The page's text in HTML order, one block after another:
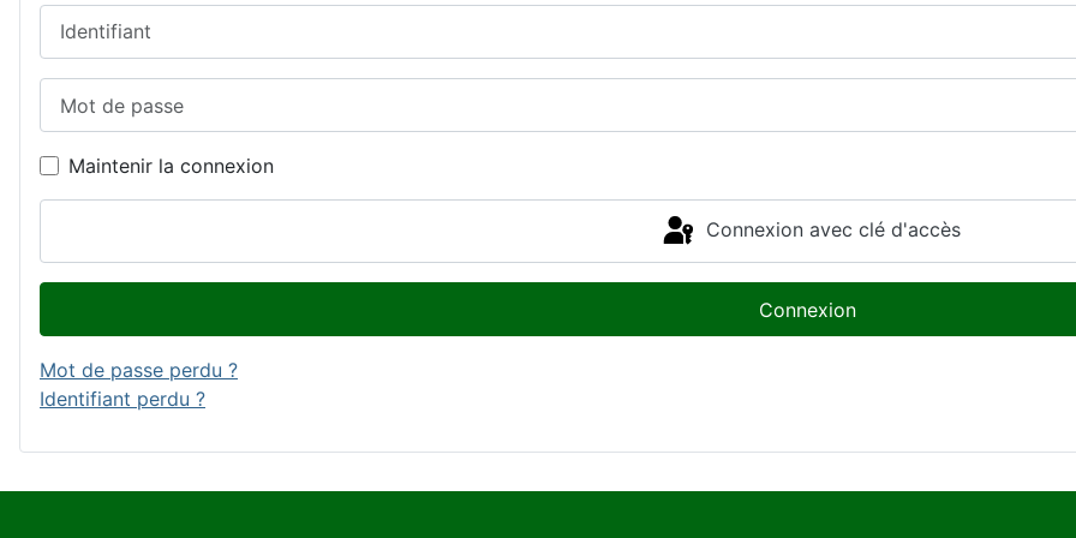
Maintenir la connexion
Connexion avec clé d'accès
Connexion
Mot de passe perdu ?
Identifiant perdu ?